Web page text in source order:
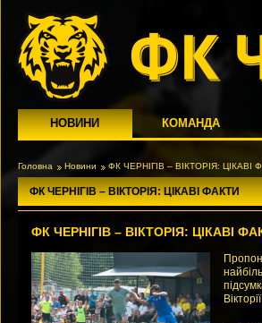
НОВИНИ КОМАНДА
Головна Новини ФК ЧЕРНІГІВ – ВІКТОРІЯ: ЦІКАВІ
ФК ЧЕРНІГІВ – ВІКТОРІЯ: ЦІКАВІ ФАКТИ
ФК ЧЕРНІГІВ – ВІКТОРІЯ: ЦІКАВІ